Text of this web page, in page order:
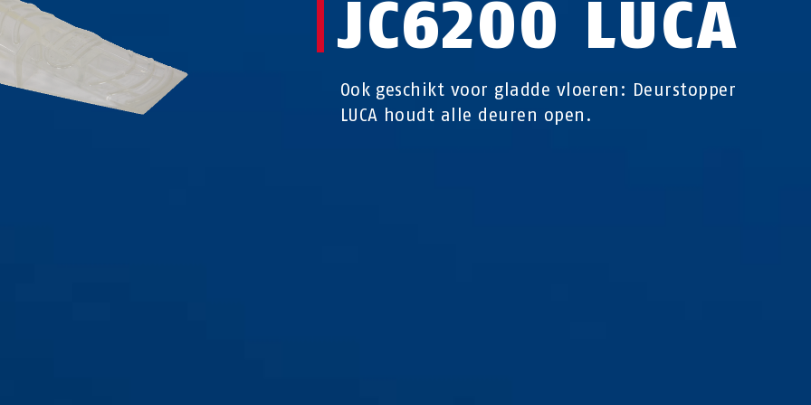
JC6200 LUCA
Ook geschikt voor gladde vloeren: Deurstopper
LUCA houdt alle deuren open.